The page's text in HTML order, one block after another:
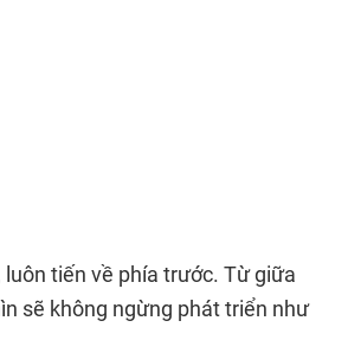
tiến về phía trước. Từ giữa
sẽ không ngừng phát triển như